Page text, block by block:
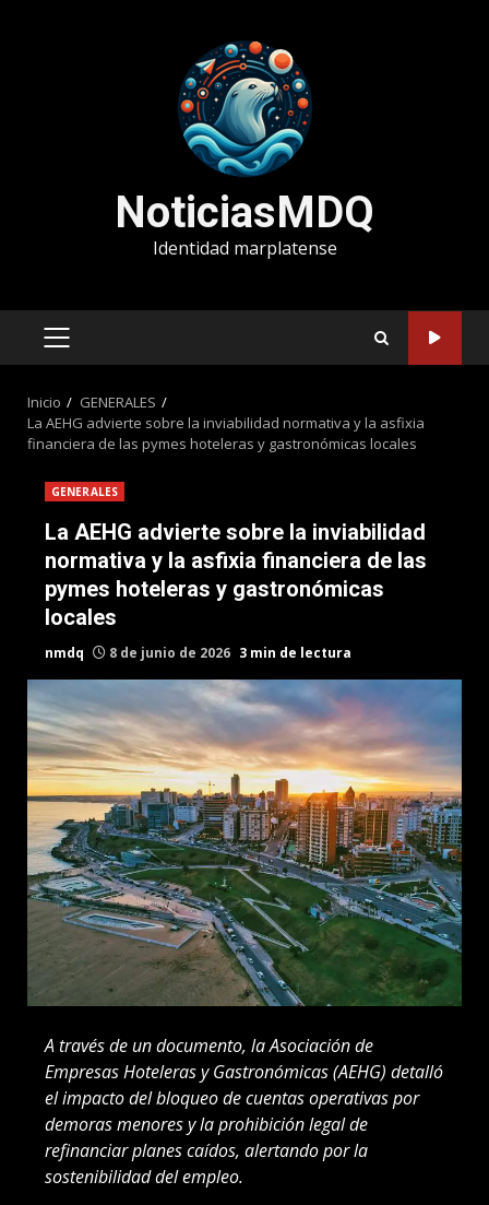
NoticiasMDQ
Identidad marplatense
MENÚ
Inicio
GENERALES
La AEHG advierte sobre la inviabilidad normativa y la asfixia
financiera de las pymes hoteleras y gastronómicas locales
GENERALES
La AEHG advierte sobre la inviabilidad
normativa y la asfixia financiera de las
pymes hoteleras y gastronómicas
locales
nmdq 8 de junio de 2026 3 min de lectura
A través de un documento, la Asociación de
Empresas Hoteleras y Gastronómicas (AEHG) detalló
el impacto del bloqueo de cuentas operativas por
demoras menores y la prohibición legal de
refinanciar planes caídos, alertando por la
sostenibilidad del empleo.